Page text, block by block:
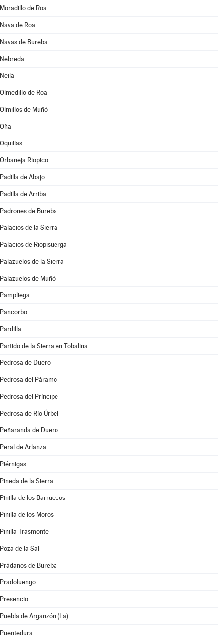
Moradillo de Roa
Nava de Roa
Navas de Bureba
Nebreda
Neila
Olmedillo de Roa
Olmillos de Muñó
Oña
Oquillas
Orbaneja Riopico
Padilla de Abajo
Padilla de Arriba
Padrones de Bureba
Palacios de la Sierra
Palacios de Riopisuerga
Palazuelos de la Sierra
Palazuelos de Muñó
Pampliega
Pancorbo
Pardilla
Partido de la Sierra en Tobalina
Pedrosa de Duero
Pedrosa del Páramo
Pedrosa del Príncipe
Pedrosa de Río Úrbel
Peñaranda de Duero
Peral de Arlanza
Piérnigas
Pineda de la Sierra
Pinilla de los Barruecos
Pinilla de los Moros
Pinilla Trasmonte
Poza de la Sal
Prádanos de Bureba
Pradoluengo
Presencio
Puebla de Arganzón (La)
Puentedura